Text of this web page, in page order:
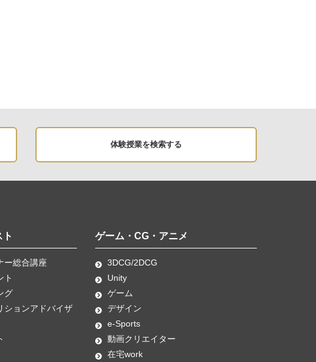
体験授業を検索する
ー総合講座
ト
グ
ションアドバイザ
ゲーム・CG・アニメ
3DCG/2DCG
Unity
ゲーム
デザイン
e-Sports
動画クリエイター
在宅work